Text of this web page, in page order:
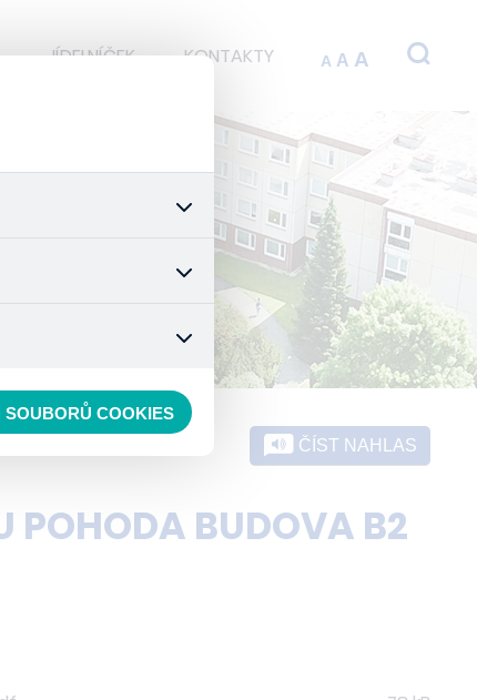
JÍDELNÍČEK KONTAKTY A A A
ČÍST NAHLAS
POHODA BUDOVA B2
souhlasu s
uživateli.
SOUBORŮ COOKIES